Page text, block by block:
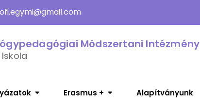
Módszertani Intézmény
Erasmus + Alapítványunk